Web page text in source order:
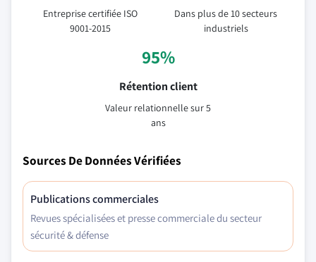
Entreprise certifiée ISO
9001-2015
Dans plus de 10 secteurs
industriels
95%
Rétention client
Valeur relationnelle sur 5
ans
Sources De Données Vérifiées
Publications commerciales
Revues spécialisées et presse commerciale du secteur
sécurité & défense